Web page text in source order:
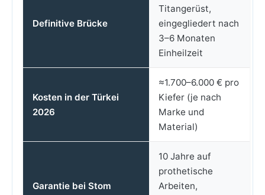
Definitive Brücke
Titangerüst,
eingegliedert nach
3–6 Monaten
Einheilzeit
Kosten in der Türkei
2026
≈1.700–6.000 € pro
Kiefer (je nach
Marke und
Material)
Garantie bei Stom
10 Jahre auf
prothetische
Arbeiten,